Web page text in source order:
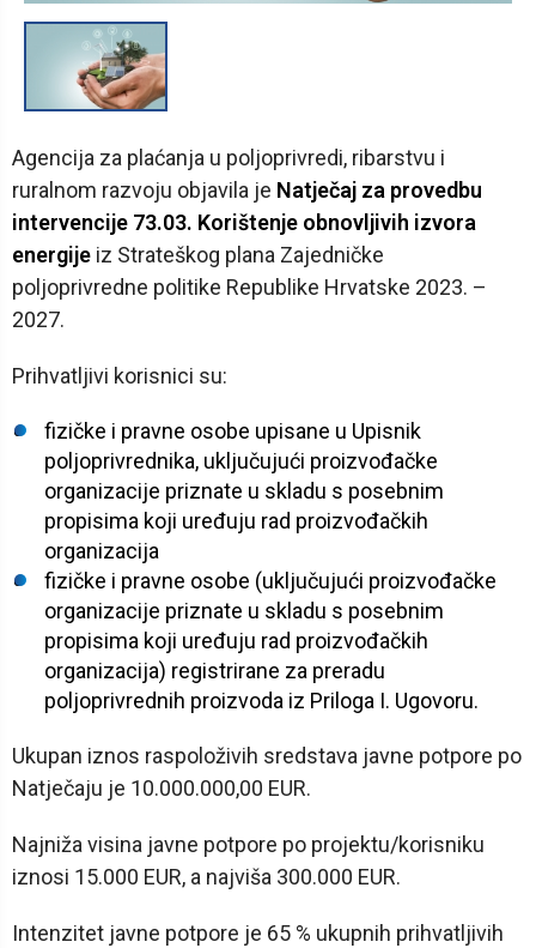
Agencija za plaćanja u poljoprivredi, ribarstvu i
ruralnom razvoju objavila je Natječaj za provedbu
intervencije 73.03. Korištenje obnovljivih izvora
energije iz Strateškog plana Zajedničke
poljoprivredne politike Republike Hrvatske 2023. –
2027.
Prihvatljivi korisnici su:
fizičke i pravne osobe upisane u Upisnik
poljoprivrednika, uključujući proizvođačke
organizacije priznate u skladu s posebnim
propisima koji uređuju rad proizvođačkih
organizacija
fizičke i pravne osobe (uključujući proizvođačke
organizacije priznate u skladu s posebnim
propisima koji uređuju rad proizvođačkih
organizacija) registrirane za preradu
poljoprivrednih proizvoda iz Priloga I. Ugovoru.
Ukupan iznos raspoloživih sredstava javne potpore po
Natječaju je 10.000.000,00 EUR.
Najniža visina javne potpore po projektu/korisniku
iznosi 15.000 EUR, a najviša 300.000 EUR.
Intenzitet javne potpore je 65 % ukupnih prihvatljivih